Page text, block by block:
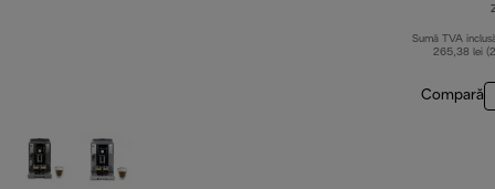
Sumă TVA
265,38 lei
Compară